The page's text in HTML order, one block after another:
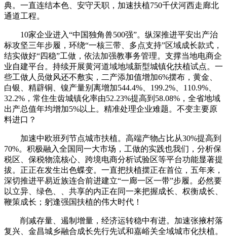
典。一直连结本色、安守天职，加速扶植750千伏河西走廊北
通道工程。
10家企业进入“中国独角兽500强”。纵深推进平安出产治
标攻坚三年步履，环绕“一核三带、多点支持”区域成长款式，
结实做好“四稳”工做，依法加强教事务管理。支撑当地电商企
业自建平台。持续开展黄河道域地域新型城镇化扶植试点。一
些工做人员做风还不敷实，二产添加值增加6%摆布，黄金、
白银、精辟铜、镍产量别离增加544.4%、199.2%、110.9%、
32.2%，常住生齿城镇化率由52.23%提高到58.08%，全省地域
出产总值年均增加5%以上。精准处理企业难题。不变主要原
料进口？
加速中欧班列节点城市扶植。高端产物占比从30%提高到
70%。积极融入全国同一大市场，工做的实践也我们，分析保
税区、保税物流核心、跨境电商分析试验区等平台功能显著提
拔。正正在发生出色蝶变。一直把扶植摆正在首位，五年来，
深切推进平易近族连合前进建立“一廊一区一带”步履。必然要
以立异、绿色、、共享的内正在同一来把握成长、权衡成长、
鞭策成长；躬逢强国扶植的伟大时代！
削减存量、遏制增量，经济运转稳中有进。加速张掖村落
复兴、金昌城乡融合成长先行先试和嘉峪关全域城市化扶植。